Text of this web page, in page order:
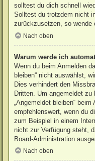
solltest du dich schnell
Solltest du trotzdem nicht
zurückzusetzen, so wende
Nach oben
Warum werde ich
Wenn du beim Anmelden
bleiben“ nicht auswählst,
Dies verhindert den
Dritten. Um angemeldet
„Angemeldet bleiben“
empfehlenswert, wenn du
zum Beispiel in einem
nicht zur Verfügung steht,
Board-Administration
Nach oben